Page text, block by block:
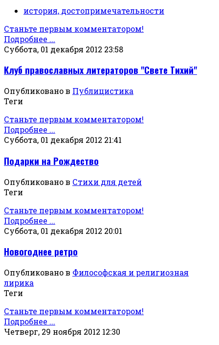
история, достопримечательности
Станьте первым комментатором!
Подробнее ...
Суббота, 01 декабря 2012 23:58
Клуб православных литераторов "Свете Тихий"
Опубликовано в Публицистика
Теги
Станьте первым комментатором!
Подробнее ...
Суббота, 01 декабря 2012 21:41
Подарки на Рождество
Опубликовано в Стихи для детей
Теги
Станьте первым комментатором!
Подробнее ...
Суббота, 01 декабря 2012 20:01
Новогоднее ретро
Опубликовано в Философская и религиозная
лирика
Теги
Станьте первым комментатором!
Подробнее ...
Четверг, 29 ноября 2012 12:30